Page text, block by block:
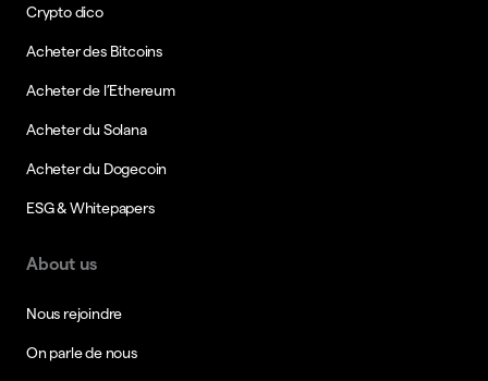
Crypto dico
Acheter des Bitcoins
Acheter de l’Ethereum
Acheter du Solana
Acheter du Dogecoin
ESG & Whitepapers
About us
Nous rejoindre
On parle de nous